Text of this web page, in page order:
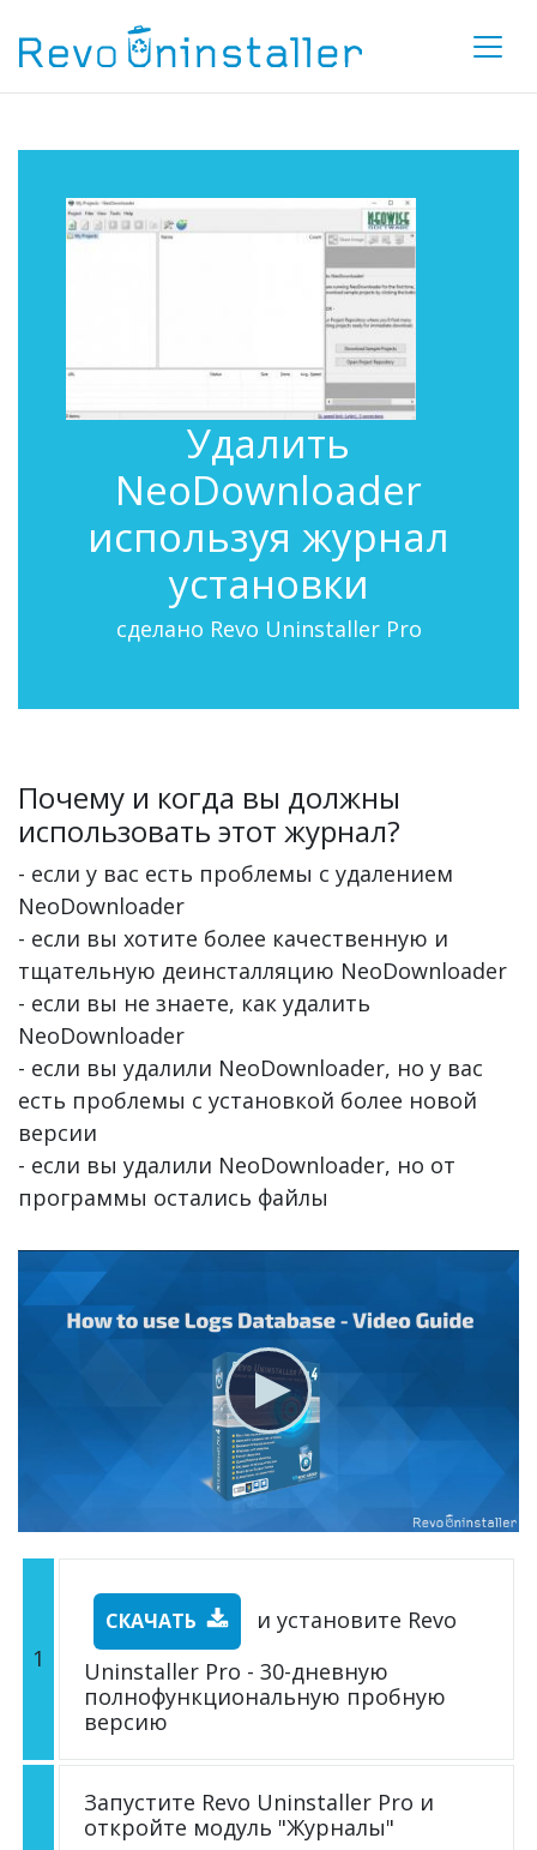
Удалить
NeoDownloader
используя журнал
установки
сделано Revo Uninstaller Pro
Почему и когда вы должны
использовать этот журнал?
- если у вас есть проблемы с удалением
NeoDownloader
- если вы хотите более качественную и
тщательную деинсталляцию NeoDownloader
- если вы не знаете, как удалить
NeoDownloader
- если вы удалили NeoDownloader, но у вас
есть проблемы с установкой более новой
версии
- если вы удалили NeoDownloader, но от
программы остались файлы
1
СКАЧАТЬ
и установите Revo
Uninstaller Pro - 30-дневную
полнофункциональную пробную
версию
Запустите Revo Uninstaller Pro и
откройте модуль "Журналы"